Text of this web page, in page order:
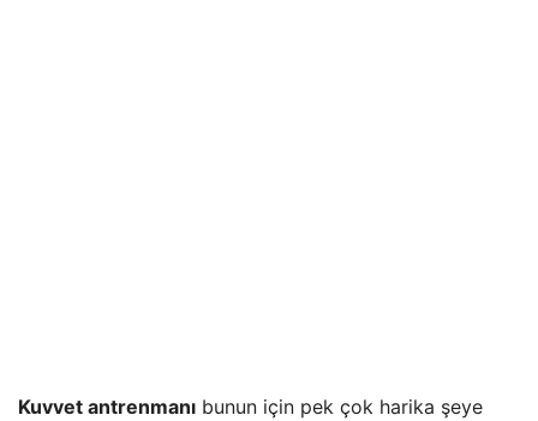
Kuvvet antrenmanı bunun için pek çok harika şeye